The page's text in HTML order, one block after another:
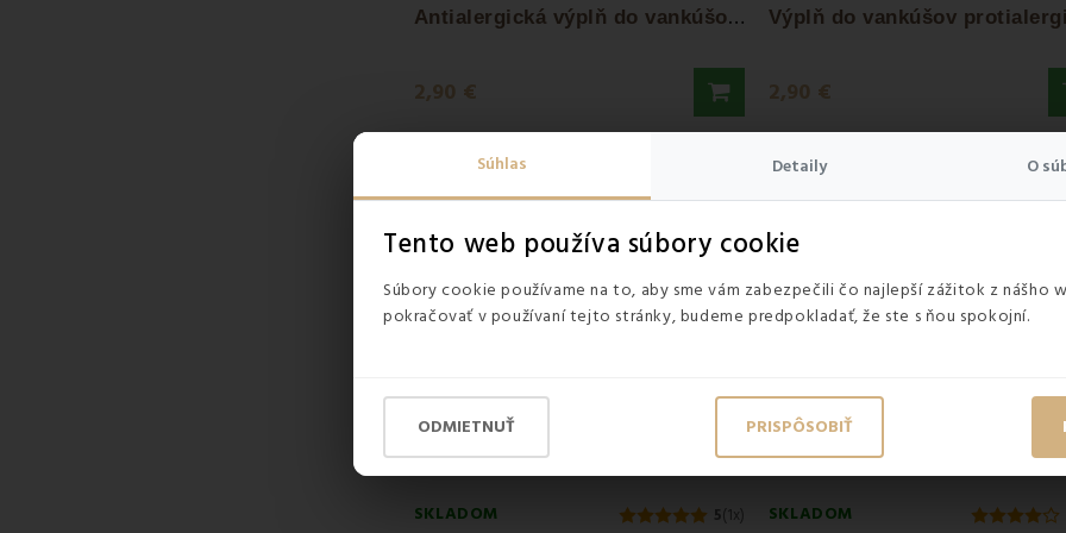
Súhlas Detaily O
Tento web používa súbory cookie
Súbory cookie používame na to, aby sme vám zabezpečili čo najlepší zážitok z nášho
pokračovať v používaní tejto stránky, budeme predpokladať, že ste s ňou spokojní.
ODMIETNUŤ PRISPÔSOBIŤ
A
ntialergická výplň do vankúšov 200g EMI
2,90 € 2,90 €
SKLADOM 5(1x) SKLADOM